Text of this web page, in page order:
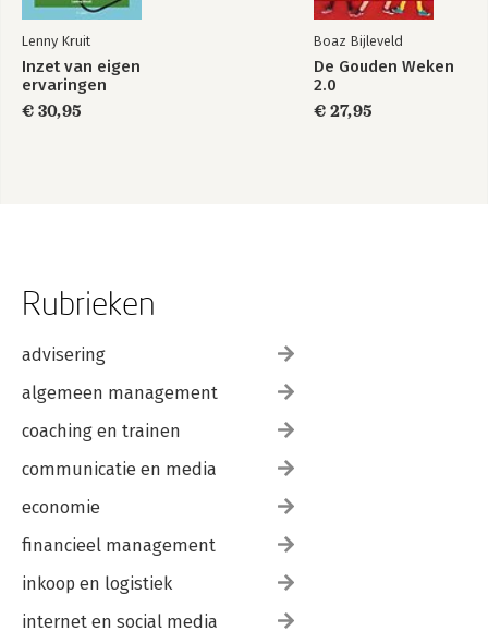
Lenny Kruit
Inzet van eigen
ervaringen
€ 30,95
Boaz Bijleveld
De Gouden Weken
2.0
€ 27,95
Rubrieken
advisering
algemeen management
coaching en trainen
communicatie en media
economie
financieel management
inkoop en logistiek
internet en social media